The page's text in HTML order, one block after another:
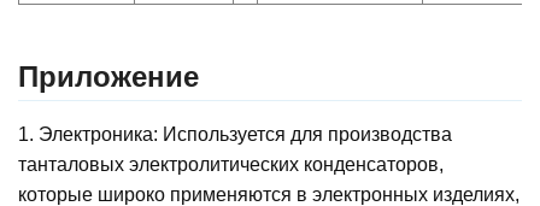
Приложение
1. Электроника: Используется для производства
танталовых электролитических конденсаторов,
которые широко применяются в электронных изделиях,